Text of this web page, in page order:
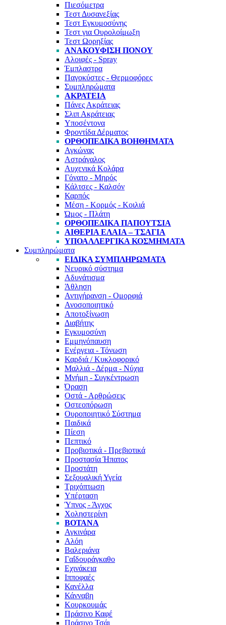
Πιεσόμετρα
Τεστ Δυσανεξίας
Τεστ Εγκυμοσύνης
Τεστ για Ουρολοίμωξη
Τεστ Ωορηξίας
ΑΝΑΚΟΎΦΙΣΗ ΠΌΝΟΥ
Αλοιφές - Spray
Έμπλαστρα
Παγοκύστες - Θερμοφόρες
Συμπληρώματα
ΑΚΡΆΤΕΙΑ
Πάνες Ακράτειας
Σλιπ Ακράτειας
Υποσέντονα
Φροντίδα Δέρματος
ΟΡΘΟΠΕΔΙΚΆ ΒΟΗΘΉΜΑΤΑ
Αγκώνας
Αστράγαλος
Αυχενικά Κολάρα
Γόνατο - Μηρός
Κάλτσες - Καλσόν
Καρπός
Μέση - Κορμός - Κοιλιά
Ώμος - Πλάτη
ΟΡΘΟΠΕΔΙΚΆ ΠΑΠΟΎΤΣΙΑ
ΑΙΘΈΡΙΑ ΈΛΑΙΑ – ΤΣΆΓΙΑ
ΥΠΟΑΛΛΕΡΓΙΚΆ ΚΟΣΜΉΜΑΤΑ
Συμπληρώματα
ΕΙΔΙΚΆ ΣΥΜΠΛΗΡΏΜΑΤΑ
Νευρικό σύστημα
Αδυνάτισμα
Άθληση
Αντιγήρανση - Ομορφιά
Ανοσοποιητικό
Αποτοξίνωση
Διαβήτης
Εγκυμοσύνη
Εμμηνόπαυση
Ενέργεια - Τόνωση
Καρδιά / Κυκλοφορικό
Μαλλιά - Δέρμα - Νύχια
Μνήμη - Συγκέντρωση
Όραση
Οστά - Αρθρώσεις
Οστεοπόρωση
Ουροποιητικό Σύστημα
Παιδικά
Πίεση
Πεπτικό
Προβιοτικά - Πρεβιοτικά
Προστασία Ήπατος
Προστάτη
Σεξουαλική Υγεία
Τριχόπτωση
Υπέρταση
Ύπνος - Άγχος
Χοληστερίνη
ΒΌΤΑΝΑ
Αγκινάρα
Αλόη
Βαλεριάνα
Γαΐδουράγκαθο
Εχινάκεια
Ιπποφαές
Κανέλλα
Κάνναβη
Κουρκουμάς
Πράσινο Καφέ
Πράσινο Τσάι